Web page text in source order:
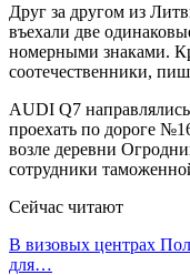
Друг за другом из
въехали две
номерными знаками.
соотечественники,
AUDI Q7
проехать по дороге
возле деревни
сотрудники
Сейчас читают
В визовых центрах
для…